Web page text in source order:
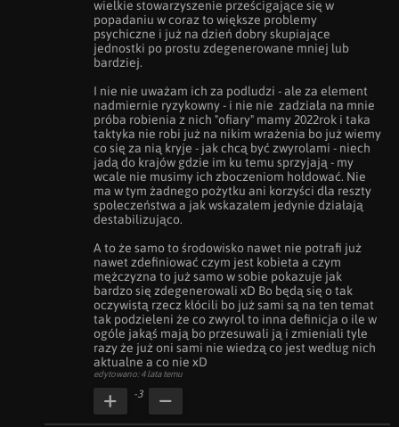
wielkie stowarzyszenie prześcigające się w
popadaniu w coraz to większe problemy
psychiczne i już na dzień dobry skupiające
jednostki po prostu zdegenerowane mniej lub
bardziej.
I nie nie uważam ich za podludzi - ale za element
nadmiernie ryzykowny - i nie nie  zadziała na mnie
próba robienia z nich "ofiary" mamy 2022rok i taka
taktyka nie robi już na nikim wrażenia bo już wiemy
co się za nią kryje - jak chcą być zwyrolami - niech
jadą do krajów gdzie im ku temu sprzyjają - my
wcale nie musimy ich zboczeniom hołdować. Nie
ma w tym żadnego pożytku ani korzyści dla reszty
społeczeństwa a jak wskazałem jedynie działają
destabilizująco.
A to że samo to środowisko nawet nie potrafi już
nawet zdefiniować czym jest kobieta a czym
mężczyzna to już samo w sobie pokazuje jak
bardzo się zdegenerowali xD Bo będą się o tak
oczywistą rzecz kłócili bo już sami są na ten temat
tak podzieleni że co zwyrol to inna definicja o ile w
ogóle jakąś mają bo przesuwali ją i zmieniali tyle
razy że już oni sami nie wiedzą co jest według nich
aktualne a co nie xD
edytowano: 4 lata temu
-3